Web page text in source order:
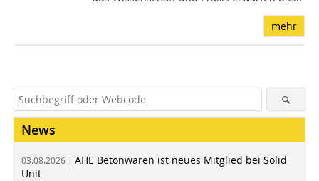
mehr
News
03.08.2026 | AHE Betonwaren ist neues Mitglied bei Solid
Unit